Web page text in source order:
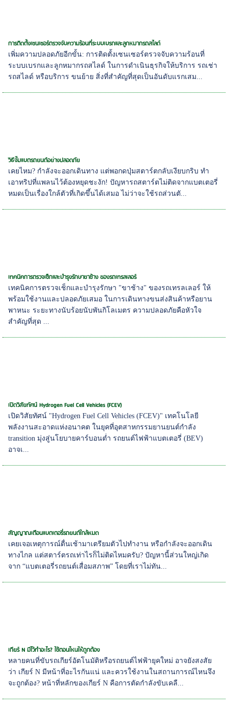
การติดตั้งเซนเซอร์ตรวจจับความร้อนที่ระบบเบรกและลูกหมากรถสไลด์
เพิ่มความปลอดภัยอีกขั้น: การติดตั้งเซนเซอร์ตรวจจับความร้อนที่
ระบบเบรกและลูกหมากรถสไลด์ ในการดำเนินธุรกิจให้บริการ รถเช่า
รถสไลด์ หรือบริการ ขนย้าย สิ่งที่สำคัญที่สุดเป็นอันดับแรกเสม...
วิธีจั๊มแบตรถยนต์อย่างปลอดภัย
เคยไหม? กำลังจะออกเดินทาง แต่พอกดปุ่มสตาร์ตกลับเงียบกริบ ทำ
เอาทริปที่แพลนไว้ต้องหยุดชะงัก! ปัญหารถสตาร์ตไม่ติดจากแบตเตอรี่
หมดเป็นเรื่องใกล้ตัวที่เกิดขึ้นได้เสมอ ไม่ว่าจะใช้รถส่วนตั...
เทคนิคการตรวจเช็กและบำรุงรักษาขาช้าง ของรถเทรลเลอร์
เทคนิคการตรวจเช็กและบำรุงรักษา "ขาช้าง" ของรถเทรลเลอร์ ให้
พร้อมใช้งานและปลอดภัยเสมอ ในการเดินทางขนส่งสินค้าหรือยาน
พาหนะ ระยะทางนับร้อยนับพันกิโลเมตร ความปลอดภัยคือหัวใจ
สำคัญที่สุด ...
เปิดวิสัยทัศน์ Hydrogen Fuel Cell Vehicles (FCEV)
เปิดวิสัยทัศน์ "Hydrogen Fuel Cell Vehicles (FCEV)" เทคโนโลยี
พลังงานสะอาดแห่งอนาคต ในยุคที่อุตสาหกรรมยานยนต์กำลัง
transition มุ่งสู่นโยบายคาร์บอนต่ำ รถยนต์ไฟฟ้าแบตเตอรี่ (BEV)
อาจเ...
สัญญาณเตือนแบตเตอรี่รถยนต์ใกล้หมด
เคยเจอเหตุการณ์ตื่นเช้ามาเตรียมตัวไปทำงาน หรือกำลังจะออกเดิน
ทางไกล แต่สตาร์ตรถเท่าไรก็ไม่ติดไหมครับ? ปัญหานี้ส่วนใหญ่เกิด
จาก “แบตเตอรี่รถยนต์เสื่อมสภาพ” โดยที่เราไม่ทัน...
เกียร์ N มีไว้ทำอะไร? ใช้ตอนไหนให้ถูกต้อง
หลายคนที่ขับรถเกียร์อัตโนมัติหรือรถยนต์ไฟฟ้ายุคใหม่ อาจยังสงสัย
ว่า เกียร์ N มีหน้าที่อะไรกันแน่ และควรใช้งานในสถานการณ์ไหนจึง
จะถูกต้อง? หน้าที่หลักของเกียร์ N คือการตัดกำลังขับเคลื...